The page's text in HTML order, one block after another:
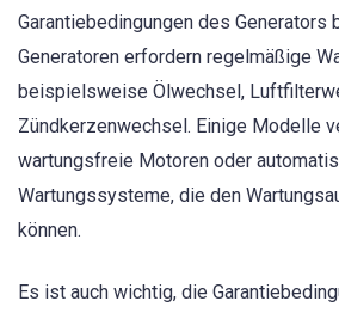
Garantiebedingungen des Generators
Generatoren erfordern regelmäßige
beispielsweise Ölwechsel,
Zündkerzenwechsel. Einige Modelle
wartungsfreie Motoren oder
Wartungssysteme, die den
können.
Es ist auch wichtig, die